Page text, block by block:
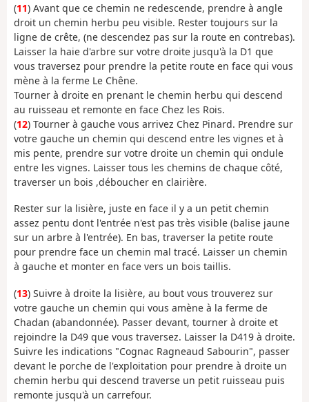
(11) Avant que ce chemin ne redescende, prendre à angle
droit un chemin herbu peu visible. Rester toujours sur la
ligne de crête, (ne descendez pas sur la route en contrebas).
Laisser la haie d'arbre sur votre droite jusqu'à la D1 que
vous traversez pour prendre la petite route en face qui vous
mène à la ferme Le Chêne.
Tourner à droite en prenant le chemin herbu qui descend
au ruisseau et remonte en face Chez les Rois.
(12) Tourner à gauche vous arrivez Chez Pinard. Prendre sur
votre gauche un chemin qui descend entre les vignes et à
mis pente, prendre sur votre droite un chemin qui ondule
entre les vignes. Laisser tous les chemins de chaque côté,
traverser un bois ,déboucher en clairière.
Rester sur la lisière, juste en face il y a un petit chemin
assez pentu dont l'entrée n'est pas très visible (balise jaune
sur un arbre à l'entrée). En bas, traverser la petite route
pour prendre face un chemin mal tracé. Laisser un chemin
à gauche et monter en face vers un bois taillis.
(13) Suivre à droite la lisière, au bout vous trouverez sur
votre gauche un chemin qui vous amène à la ferme de
Chadan (abandonnée). Passer devant, tourner à droite et
rejoindre la D49 que vous traversez. Laisser la D419 à droite.
Suivre les indications "Cognac Ragneaud Sabourin", passer
devant le porche de l'exploitation pour prendre à droite un
chemin herbu qui descend traverse un petit ruisseau puis
remonte jusqu'à un carrefour.